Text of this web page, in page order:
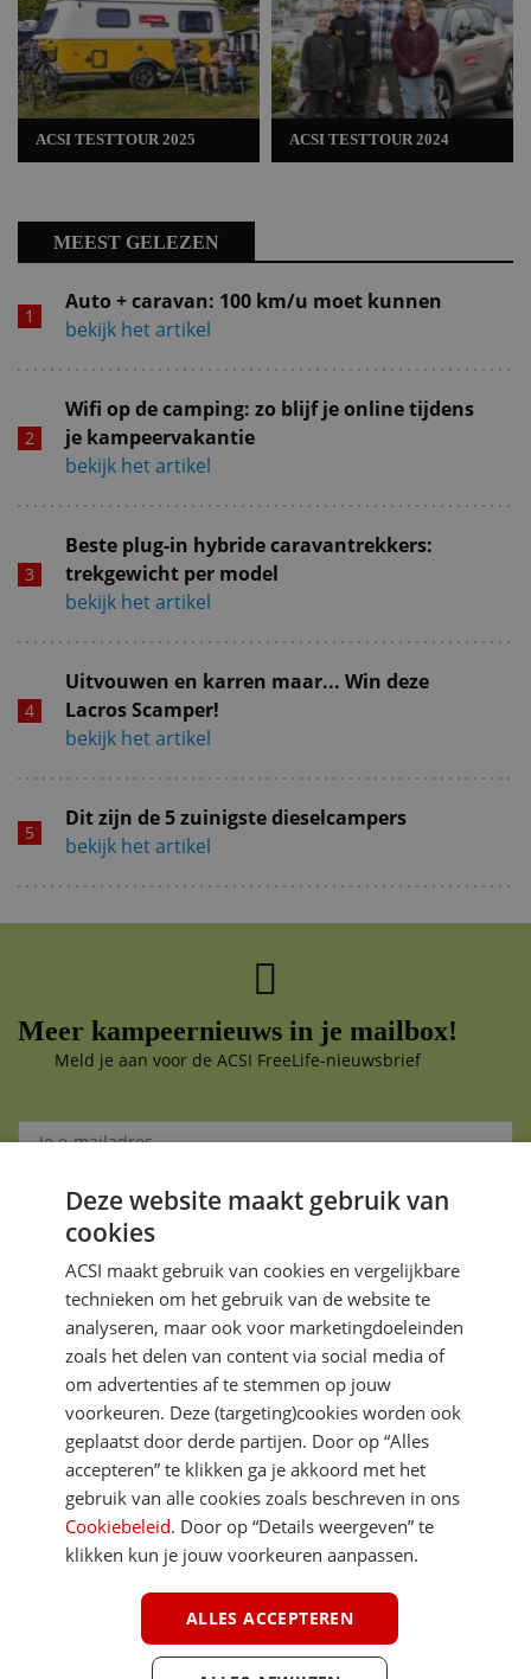
ACSI TESTTOUR 2025 ACSI TESTTOUR 2024
MEEST GELEZEN
Auto + caravan: 100 km/u moet kunnen
bekijk het artikel
Wifi op de camping: zo blijf je online tijdens
je kampeervakantie
bekijk het artikel
Beste plug-in hybride caravantrekkers:
trekgewicht per model
bekijk het artikel
Uitvouwen en karren maar... Win deze
Lacros Scamper!
bekijk het artikel
Dit zijn de 5 zuinigste dieselcampers
bekijk het artikel
Meer kampeernieuws in je mailbox!
Meld je aan voor de ACSI FreeLife-nieuwsbrief
Aanmelden
Je gegevens zijn veilig en worden niet gedeeld met anderen
DIRECT NAAR
MEER ACSI FREELIFE
Deze website maakt gebruik van
cookies
ACSI maakt gebruik van cookies en vergelijkbare
technieken om het gebruik van de website te
analyseren, maar ook voor marketingdoeleinden
zoals het delen van content via social media of
om advertenties af te stemmen op jouw
voorkeuren. Deze (targeting)cookies worden ook
geplaatst door derde partijen. Door op “Alles
accepteren” te klikken ga je akkoord met het
gebruik van alle cookies zoals beschreven in ons
Cookiebeleid. Door op “Details weergeven” te
klikken kun je jouw voorkeuren aanpassen.
ALLES ACCEPTEREN